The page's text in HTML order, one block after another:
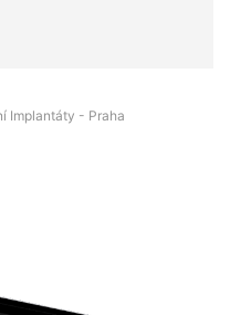
Implantáty - Praha